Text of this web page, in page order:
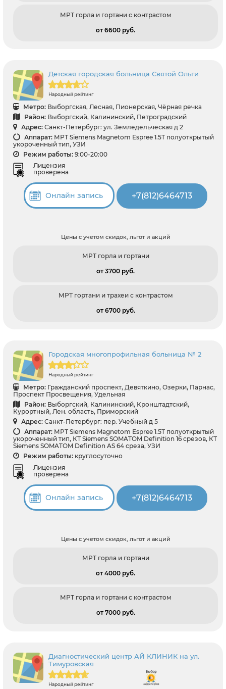
МРТ горла и гортани с контрастом
от 6600 pуб.
Детская городская больница Святой Ольги
Народный рейтинг
Метро: Выборгская, Лесная, Пионерская, Чёрная речка
Район: Выборгский, Калининский, Петроградский
Адрес: Санкт-Петербург: ул. Земледельческая д 2
Аппарат: МРТ Siemens Magnetom Espree 1.5T полуоткрытый
укороченный тип, УЗИ
Режим работы: 9:00-20:00
Лицензия
проверена
Онлайн запись +7(812)6464713
Цены с учетом скидок, льгот и акций
МРТ горла и гортани
от 3700 pуб.
МРТ гортани и трахеи с контрастом
от 6700 pуб.
Городская многопрофильная больница № 2
Народный рейтинг
Метро: Гражданский проспект, Девяткино, Озерки, Парнас,
Проспект Просвещения, Удельная
Район: Выборгский, Калининский, Кронштадтский,
Курортный, Лен. область, Приморский
Адрес: Санкт-Петербург: пер. Учебный д 5
Аппарат: МРТ Siemens Magnetom Espree 1.5T полуоткрытый
укороченный тип, КТ Siemens SOMATOM Definition 16 срезов, КТ
Siemens SOMATOM Definition AS 64 среза, УЗИ
Режим работы: круглосуточно
Лицензия
проверена
Онлайн запись +7(812)6464713
Цены с учетом скидок, льгот и акций
МРТ горла и гортани
от 4000 pуб.
МРТ горла и гортани с контрастом
от 7000 pуб.
Диагностический центр АЙ КЛИНИК на ул.
Тимуровская
Народный рейтинг